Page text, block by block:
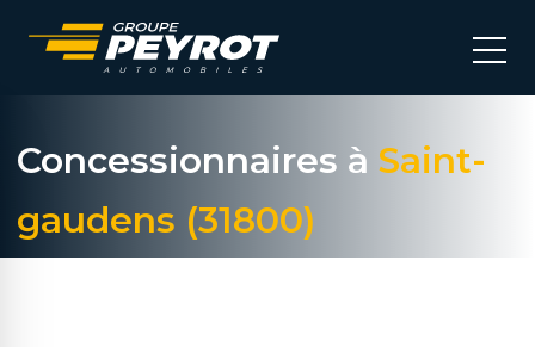
Concessionnaires à Saint-
gaudens (31800)